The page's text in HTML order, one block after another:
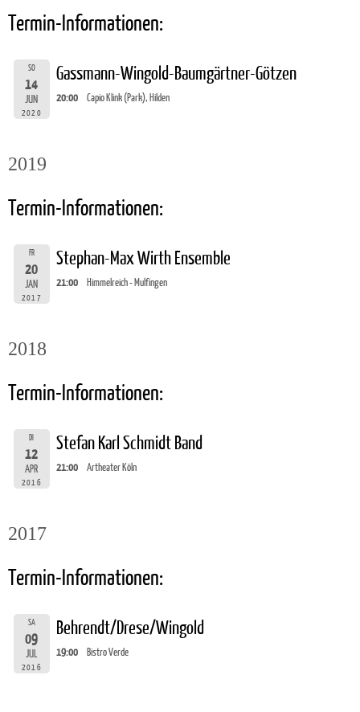
Termin-Informationen:
SO
14
JUN
2020
Gassmann-Wingold-Baumgärtner-Götzen
20:00 Capio Klink (Park), Hilden
2019
Termin-Informationen:
FR
20
JAN
2017
Stephan-Max Wirth Ensemble
21:00 Himmelreich - Mulfingen
2018
Termin-Informationen:
DI
12
APR
2016
Stefan Karl Schmidt Band
21:00 Artheater Köln
2017
Termin-Informationen:
SA
09
JUL
2016
Behrendt/Drese/Wingold
19:00 Bistro Verde